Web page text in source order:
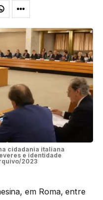
cidadania italiana
e identidade
2023
em Roma, entre